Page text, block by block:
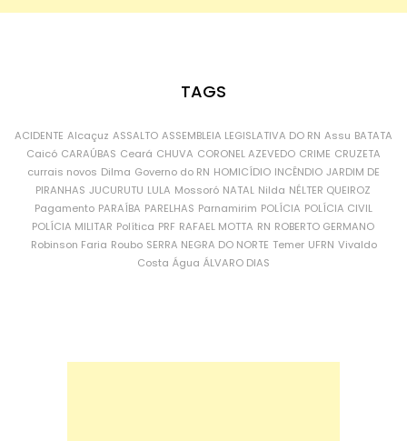
TAGS
ACIDENTE Alcaçuz ASSALTO ASSEMBLEIA LEGISLATIVA DO RN Assu BATATA
Caicó CARAÚBAS Ceará CHUVA CORONEL AZEVEDO CRIME CRUZETA
currais novos Dilma Governo do RN HOMICÍDIO INCÊNDIO JARDIM DE
PIRANHAS JUCURUTU LULA Mossoró NATAL Nilda NÉLTER QUEIROZ
Pagamento PARAÍBA PARELHAS Parnamirim POLÍCIA POLÍCIA CIVIL
POLÍCIA MILITAR Política PRF RAFAEL MOTTA RN ROBERTO GERMANO
Robinson Faria Roubo SERRA NEGRA DO NORTE Temer UFRN Vivaldo
Costa Água ÁLVARO DIAS